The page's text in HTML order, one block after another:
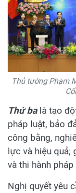
Thủ tướng Phạm
Thứ balà tạo
pháp luật, bảo
công bằng,
lực và hiệu quả;
và thi hành pháp
Nghị quyết yêu